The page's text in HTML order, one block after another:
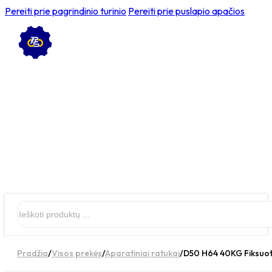
Pereiti prie pagrindinio turinio Pereiti prie puslapio apačios
Pradžia/Visos prekės/Aparatiniai ratukai/D50 H64 40KG